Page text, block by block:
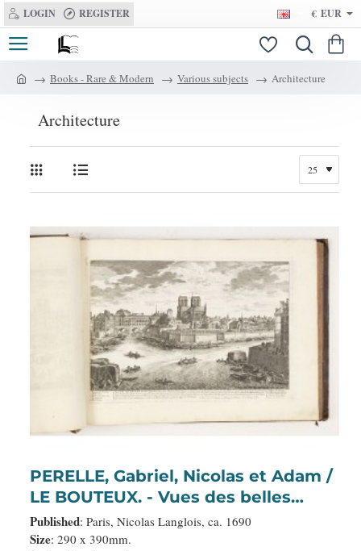
LOGIN REGISTER € EUR
Books - Rare & Modern Various subjects Architecture
Architecture
PERELLE, Gabriel, Nicolas et Adam /
LE BOUTEUX. - Vues des belles
maisons de France...
Published: Paris, Nicolas Langlois, ca. 1690
Size: 290 x 390mm.